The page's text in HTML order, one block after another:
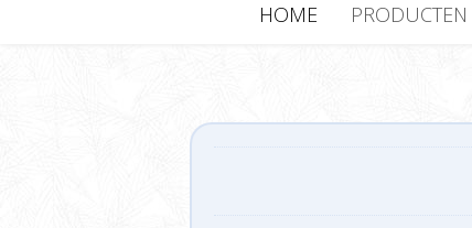
HOME PRODUCTEN